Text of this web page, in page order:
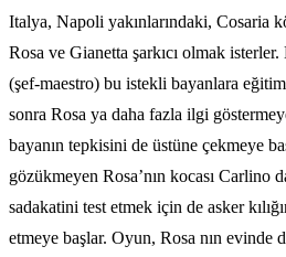
Italya, Napoli yakınlarındaki, Cosaria
Rosa ve Gianetta şarkıcı olmak
(şef-maestro) bu istekli bayanlara
sonra Rosa ya daha fazla ilgi
bayanın tepkisini de üstüne çekmeye
gözükmeyen Rosa’nın kocası Carlino
sadakatini test etmek için de asker
etmeye başlar. Oyun, Rosa nın evinde